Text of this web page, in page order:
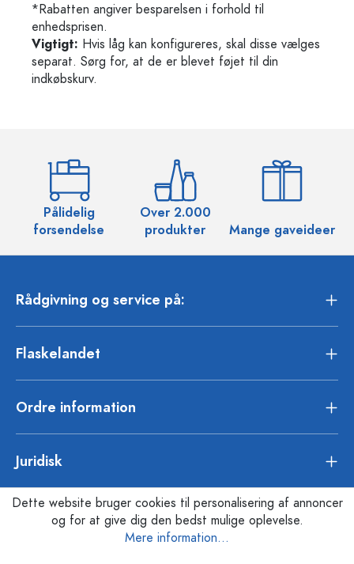
*Rabatten angiver besparelsen i forhold til
enhedsprisen.
Vigtigt: Hvis låg kan konfigureres, skal disse vælges
separat. Sørg for, at de er blevet føjet til din
indkøbskurv.
Pålidelig
forsendelse
Over 2.000
produkter
Mange gaveideer
Rådgivning og service på:
Flaskelandet
Ordre information
Juridisk
Dette website bruger cookies til personalisering af annoncer
og for at give dig den bedst mulige oplevelse.
Mere information...